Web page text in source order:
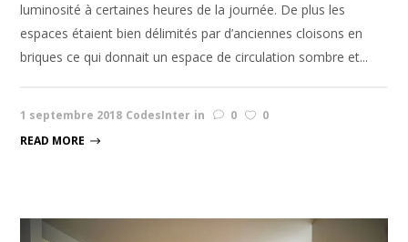
luminosité à certaines heures de la journée. De plus les
espaces étaient bien délimités par d’anciennes cloisons en
briques ce qui donnait un espace de circulation sombre et...
1 septembre 2018 CodesInter in 0
0
READ MORE